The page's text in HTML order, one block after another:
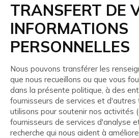
TRANSFERT DE
INFORMATIONS
PERSONNELLES
Nous pouvons transférer les
que nous recueillons ou que vous
dans la présente politique, à des
fournisseurs de services et d'autres
utilisons pour soutenir nos activités
fournisseurs de services d'analyse
recherche qui nous aident à